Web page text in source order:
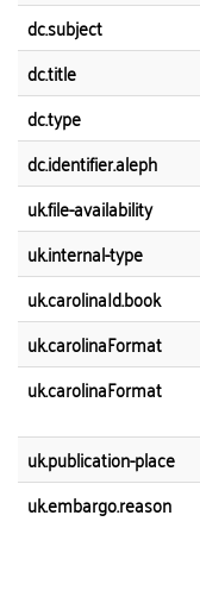
dc.subject
dc.title
dc.type
dc.identifier.aleph
uk.file-availability
uk.internal-type
uk.carolinaId.book
uk.carolinaFormat
uk.carolinaFormat
uk.publication-place
uk.embargo.reason